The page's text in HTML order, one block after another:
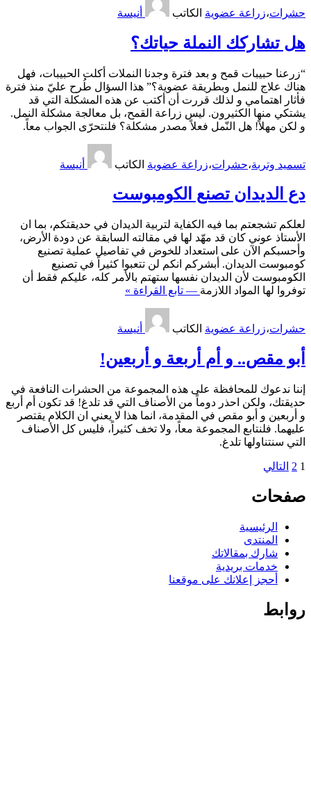
حشرات،زراعة عضوية الكاتب أنيسة
هل تشاركك النملة حياتك؟
“زرعنا حبيبات قمح و بعد فترة وجدنا النملات أكلت الحبيبات، فهل
هناك علاج للنمل وبطريقة عضوية؟” هذا السؤال طُرح عليّ منذ فترة
فأثار اهتمامي و لذلك قررت أن أكتب عن هذه المشكلة التي قد
يشتكي منها الكثيرون. ليس زراعة القمح، بل معالجة مشكلة النمل.
و لكن مهلاً! هل النّمل فعلاً مصدر مشكلة؟ فلنتحرّى الجواب معاً.
تسميد وتربة،حشرات،زراعة عضوية الكاتب أنيسة
دع الديدان تصنع الكومبوست
لعلكم تشجعتم بما فيه الكفاية لتربية الديدان في حديقتكم، بما ان
الأستاذ عوني كان قد مهّد لها في مقالته السابقة عن دودة الأرض،
وأحسبكم الآن على استعداد للخوض في تفاصيل عملية تصنيع
كومبوست الديدان. أبشركم انكم لن تتعبوا كثيراً في تصنيع
الكومبوست لأن الديدان نفسها ستهتم بالأمر كله، عليكم فقط أن
توفروا لها المواد اللازمة — تابع القراءة »
حشرات،زراعة عضوية الكاتب أنيسة
أبو مقص.. و أم أربعة و أربعين!
إننا ندعوك للمحافظة على هذه المجموعة من الحشرات النافعة في
حديقتك، ولكن احذر دوماً من الأصناف التي قد تلدغ! قد تكون أم أربع
و أربعين و أبو مقص في المقدمة، انما هذا لا يعني ان الكلام يقتصر
عليهما. فلنتابع المجموعة معاً، ولا تخف كثيراً، فليس كل الأصناف
التي سنتناولها تلدغ.
تعدد
صفحات
المقالات
1
2 التالي
صفحات
الرئيسية
المنتدى
شارك بمقالاتك
خدمات بريدية
أحجز إعلانك على موقعنا
روابط